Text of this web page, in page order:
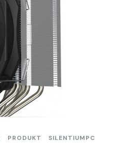
PRODUKT SILENTIUMPC